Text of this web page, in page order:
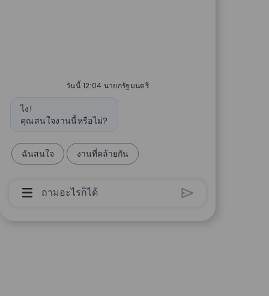
วันนี้ 12:04 นายกรัฐมนตรี
ข้อความบอท
ไง!
คุณสนใจงานนี้หรือไม่?
ฉันสนใจ งานที่คล้ายกัน
กล่องป้อนข้อมูลผู้ใช้ Chatbot พร้อมปุ่มส่ง